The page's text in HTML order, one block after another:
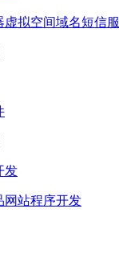
虚拟空间域名短信
发
网站程序开发